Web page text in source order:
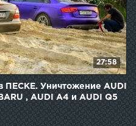
27:58
Уничтожение AUDI
, AUDI A4 и AUDI Q5